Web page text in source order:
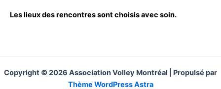
Les lieux des rencontres sont choisis avec soin.
Copyright © 2026 Association Volley Montréal | Propulsé par
Thème WordPress Astra